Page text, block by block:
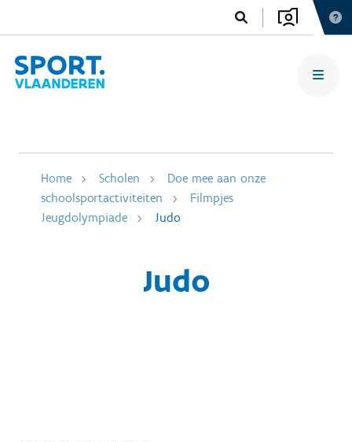
Home Scholen
Doe mee aan onze
schoolsportactiviteiten
Filmpjes
Jeugdolympiade
Judo
Judo